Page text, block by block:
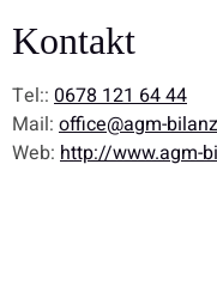
Kontakt
Tel:: 0678 121 64 44
Mail: office@agm-
Web: http://www.agm-